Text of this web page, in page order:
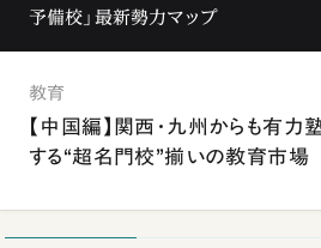
予備校」最新勢力マップ
教育
【中国編】関西・九州からも有力
する“超名門校”揃いの教育市場